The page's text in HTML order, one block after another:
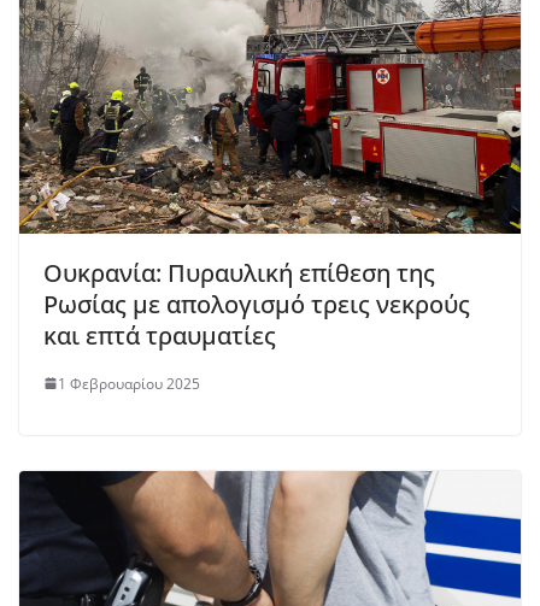
Oυκρανία: Πυραυλική επίθεση της
Ρωσίας με απολογισμό τρεις νεκρούς
και επτά τραυματίες
1 Φεβρουαρίου 2025